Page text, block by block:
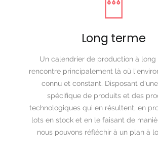
Long terme
Un calendrier de production à long
rencontre principalement là où
connu et constant. Disposant
spécifique de produits et des
technologiques qui en résultent, en
lots en stock et en le faisant de
nous pouvons réfléchir à un plan à